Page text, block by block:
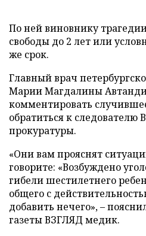
По ней виновнику
свободы до 2 лет или
же срок.
Главный врач
Марии Магдалины
комментировать
обратиться к следователю
прокуратуры.
«Они вам прояснят
говорите: «Возбуждено
гибели шестилетнего
общего с
добавить нечего», –
газеты ВЗГЛЯД медик.